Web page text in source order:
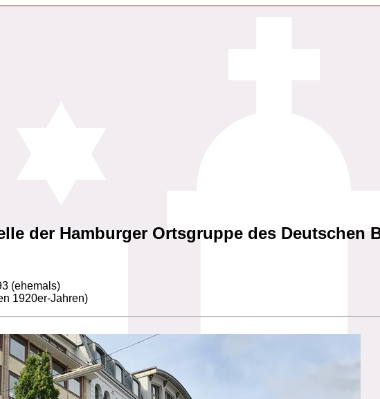
der Hamburger Ortsgruppe des Deutschen
(ehemals)
1920er-Jahren)